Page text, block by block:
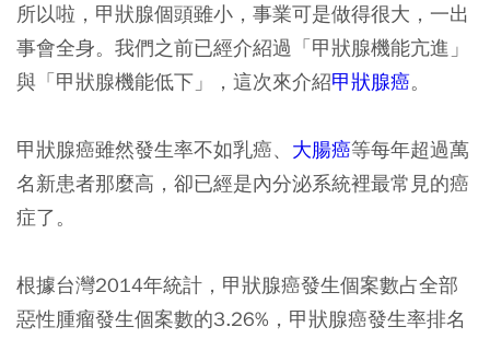
所以啦，甲狀腺個頭雖小，事業可是做得很大，一出
事會全身。我們之前已經介紹過「甲狀腺機能亢進」
與「甲狀腺機能低下」，這次來介紹甲狀腺癌。
甲狀腺癌雖然發生率不如乳癌、 大腸癌等每年超過萬
名新患者那麼高，卻已經是內分泌系統裡最常見的癌
症了。
根據台灣2014年統計，甲狀腺癌發生個案數占全部
惡性腫瘤發生個案數的3.26%，甲狀腺癌發生率排名